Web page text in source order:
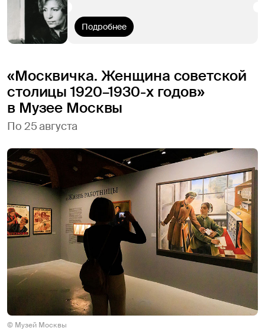
Подробнее
«Москвичка. Женщина советской
столицы 1920–1930-х годов»
в Музее Москвы
По 25 августа
© Музей Москвы